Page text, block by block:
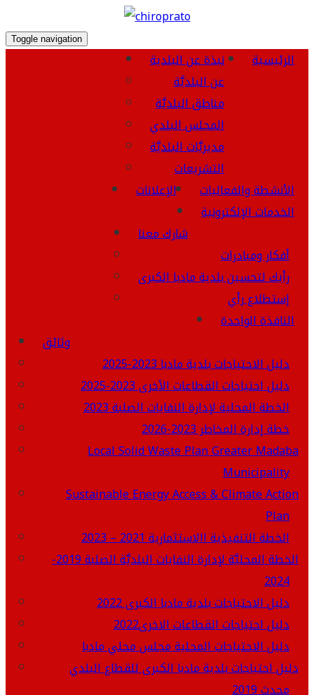
Toggle navigation
الرئيسية
نبذة عن البلدية
عن البلديَّة
مناطق البلديَّة
المجلس البلدي
مديريَّات البلديَّة
التشريعات
الأنشطة والفعاليات
الإعلانات
الخدمات الإلكترونية
شارك معنا
أفكار ومبادرات
رأيك لتحسين بلدية مادبا الكبرى
إستطلاع رأي
النافذة الواحدة
وثائق
دليل الاحتياجات بلدية مادبا 2023-2025
دليل احتياجات القطاعات الأخرى 2023-2025
الخطة المحلية لإدارة النفايات الصلبة 2023
خطة إدارة المخاطر 2023-2026
Local Solid Waste Plan Greater Madaba
Municipality
Sustainable Energy Access & Climate Action
Plan
الخطة التنفيذية االاستثمارية 2021 – 2023
الخطة المحليَّة لإدارة النفايات البلديَّة الصلبة 2019-
2024
دليل الاحتياجات بلدية مادبا الكبرى 2022
دليل احتياجات القطاعات الاخرى2022
دليل الاحتياجات المحلية مجلس محلي مادبا
دليل احتياجات بلدية مادبا الكبرى للقطاع البلدي
محدث 2019